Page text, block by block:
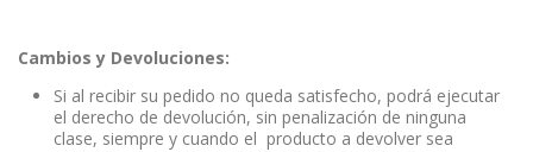
Cambios y Devoluciones:
Si al recibir su pedido no queda satisfecho, podrá ejecutar
el derecho de devolución, sin penalización de ninguna
clase, siempre y cuando el producto a devolver sea